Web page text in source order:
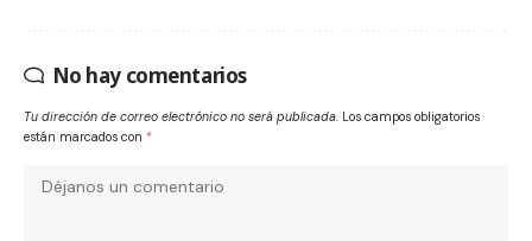
No hay comentarios
Tu dirección de correo electrónico no será publicada. Los campos obligatorios
están marcados con *